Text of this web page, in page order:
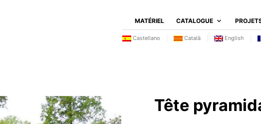
MATÉRIEL CATALOGUE
Castellano Català English
Tête